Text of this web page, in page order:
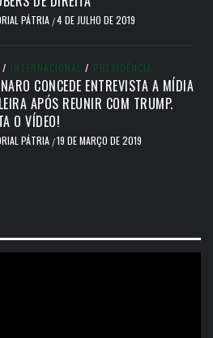
PÁTRIA /4 DE JULHO DE 2019
/ INTERNACIONAL / PRESIDÊNCIA
CONCEDE ENTREVISTA A MÍDIA
APÓS REUNIR COM TRUMP.
O VÍDEO!
PÁTRIA /19 DE MARÇO DE 2019